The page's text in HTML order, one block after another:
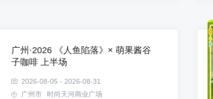
广州·2026 《人鱼陷落》× 萌果酱谷
子咖啡 上半场
2026-08-05 - 2026-08-31
广州市
时尚天河商业广场